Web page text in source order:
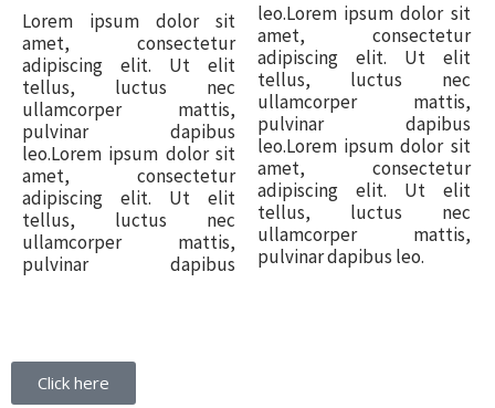
Lorem ipsum dolor sit
amet, consectetur
adipiscing elit. Ut elit
tellus, luctus nec
ullamcorper mattis,
pulvinar dapibus
leo.Lorem ipsum dolor sit
amet, consectetur
adipiscing elit. Ut elit
tellus, luctus nec
ullamcorper mattis,
pulvinar dapibus
leo.Lorem ipsum dolor sit
amet, consectetur
adipiscing elit. Ut elit
tellus, luctus nec
ullamcorper mattis,
pulvinar dapibus
leo.Lorem ipsum dolor sit
amet, consectetur
adipiscing elit. Ut elit
tellus, luctus nec
ullamcorper mattis,
pulvinar dapibus leo.
Click here